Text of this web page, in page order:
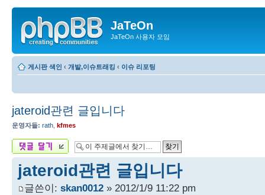
JaTeOn
JaTeOn 사용자 모임
게시판 색인 ‹ 개발,이슈트래킹 ‹ 이슈 리포팅
jateroid관련 글입니다
운영자들: rath kfmes
답변 게시글
jateroid관련 글입니다
글쓴이: skan0012 » 2012/1/9 11:22 pm